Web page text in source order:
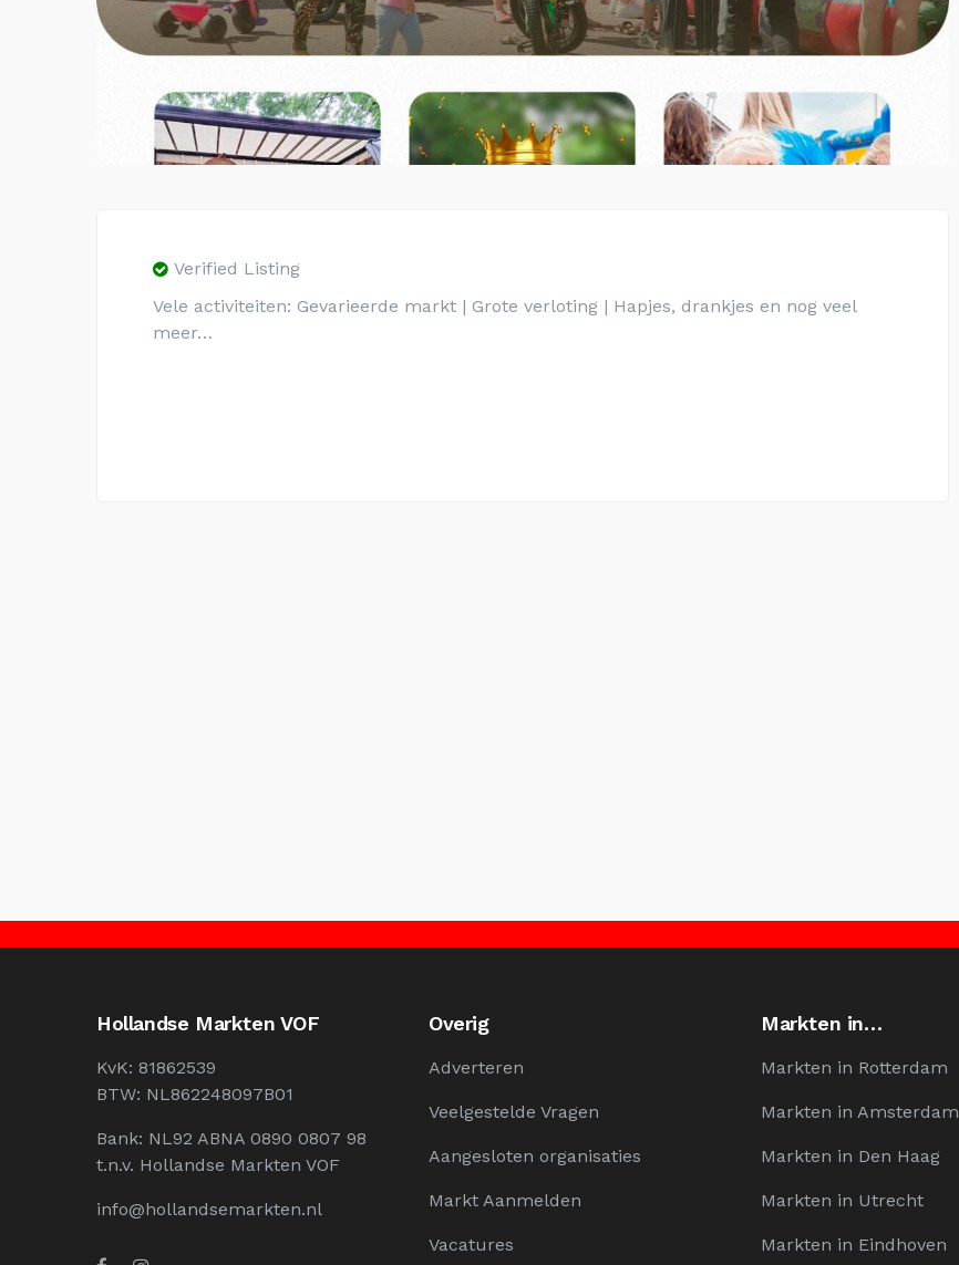
Verified Listing
Vele activiteiten: Gevarieerde markt | Grote verloting | Hapjes, drankjes en nog veel
meer…
Hollandse Markten VOF
KvK: 81862539
BTW: NL862248097B01
Bank: NL92 ABNA 0890 0807 98
t.n.v. Hollandse Markten VOF
info@hollandsemarkten.nl
Overig
Adverteren
Veelgestelde Vragen
Aangesloten organisaties
Markt Aanmelden
Vacatures
Markten in…
Markten in Rotterdam
Markten in Amsterdam
Markten in Den Haag
Markten in Utrecht
Markten in Eindhoven